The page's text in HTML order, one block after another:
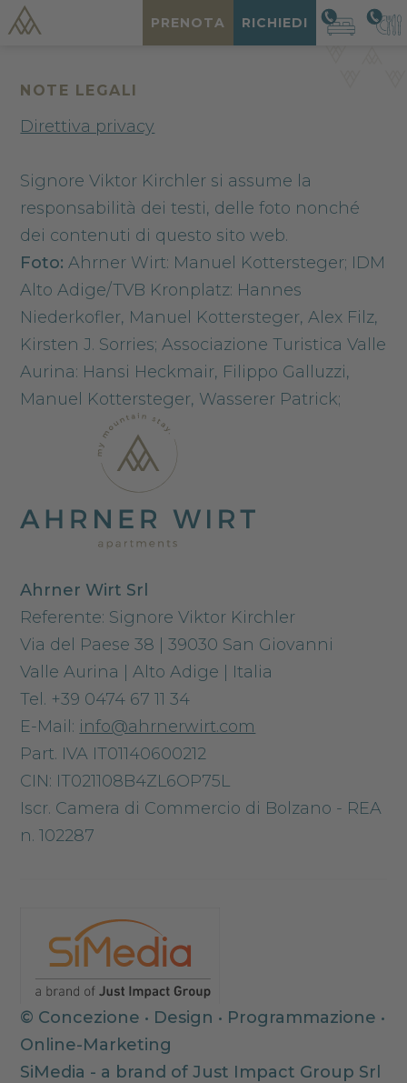
PRENOTA RICHIEDI
NOTE LEGALI
Direttiva privacy
Signore Viktor Kirchler si assume la
responsabilità dei testi, delle foto nonché
dei contenuti di questo sito web.
Foto: Ahrner Wirt: Manuel Kottersteger; IDM
Alto Adige/TVB Kronplatz: Hannes
Niederkofler, Manuel Kottersteger, Alex Filz,
Kirsten J. Sorries; Associazione Turistica Valle
Aurina: Hansi Heckmair, Filippo Galluzzi,
Manuel Kottersteger, Wasserer Patrick;
Ahrner Wirt Srl
Referente: Signore Viktor Kirchler
Via del Paese 38 | 39030 San Giovanni
Valle Aurina | Alto Adige | Italia
Tel. +39 0474 67 11 34
E-Mail: info@ahrnerwirt.com
Part. IVA IT01140600212
CIN: IT021108B4ZL6OP75L
Iscr. Camera di Commercio di Bolzano - REA
n. 102287
© Concezione • Design • Programmazione •
Online-Marketing
SiMedia - a brand of Just Impact Group Srl